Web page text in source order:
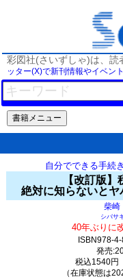
彩図社(さいずしゃ)は、読
ッター(X)で新刊情報やイベン
自分でできる手続
【改訂版
絶対に知らないと
柴
シバサ
40年ぶりに
ISBN978-
発売
税込1540円
（在庫状態は